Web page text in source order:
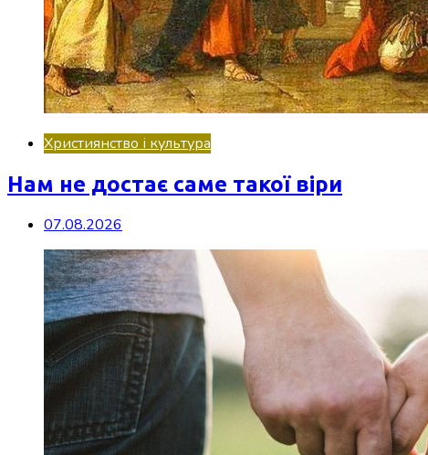
Християнство і культура
Нам не достає саме такої віри
07.08.2026